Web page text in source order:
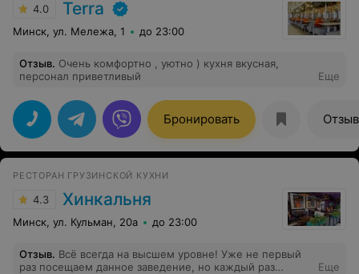
4.0 Terra
Минск, ул. Мележа, 1 до 23:00
Отзыв. Очень комфортно , уютно ) кухня вкусная,
персонал приветливый
Еще
Бронировать
РЕСТОРАН ГРУЗИНСКОЙ КУХНИ
4.3 Хинкальня
Минск, ул. Кульман, 20а до 23:00
Отзыв. Всё всегда на высшем уровне! Уже не первый
раз посещаем данное заведение, но каждый раз
Еще